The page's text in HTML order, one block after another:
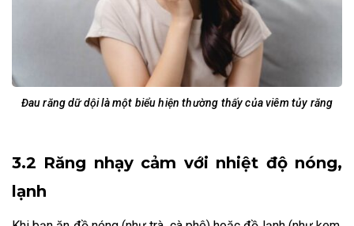
Đau răng dữ dội là một biểu hiện thường thấy của viêm tủy răng
3.2 Răng nhạy cảm với nhiệt độ nóng,
lạnh